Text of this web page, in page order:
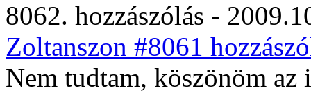
8062. hozzászólás -
Zoltanszon #8061
Nem tudtam, köszönöm az